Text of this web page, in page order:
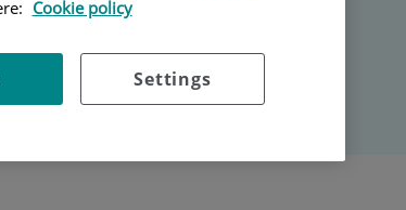
Cookie policy
Settings